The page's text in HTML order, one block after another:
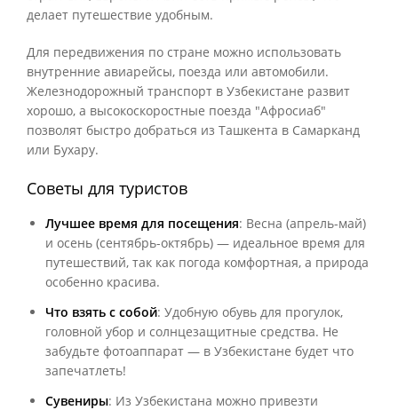
делает путешествие удобным.
Для передвижения по стране можно использовать
внутренние авиарейсы, поезда или автомобили.
Железнодорожный транспорт в Узбекистане развит
хорошо, а высокоскоростные поезда "Афросиаб"
позволят быстро добраться из Ташкента в Самарканд
или Бухару.
Советы для туристов
Лучшее время для посещения: Весна (апрель-май)
и осень (сентябрь-октябрь) — идеальное время для
путешествий, так как погода комфортная, а природа
особенно красива.
Что взять с собой: Удобную обувь для прогулок,
головной убор и солнцезащитные средства. Не
забудьте фотоаппарат — в Узбекистане будет что
запечатлеть!
Сувениры: Из Узбекистана можно привезти